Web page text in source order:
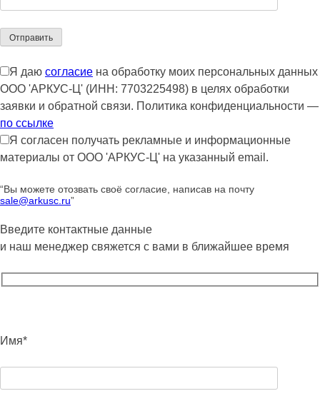
Я даю согласие на обработку моих персональных данных
ООО 'АРКУС-Ц' (ИНН: 7703225498) в целях обработки
заявки и обратной связи. Политика конфиденциальности —
по ссылке
Я согласен получать рекламные и информационные
материалы от ООО 'АРКУС-Ц' на указанный email.
“Вы можете отозвать своё согласие, написав на почту
sale@arkusc.ru”
Введите контактные данные
и наш менеджер свяжется с вами в ближайшее время
Имя*